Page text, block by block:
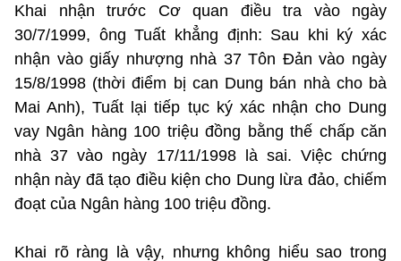
Khai nhận trước Cơ quan điều tra vào ngày
30/7/1999, ông Tuất khẳng định: Sau khi ký xác
nhận vào giấy nhượng nhà 37 Tôn Đản vào ngày
15/8/1998 (thời điểm bị can Dung bán nhà cho bà
Mai Anh), Tuất lại tiếp tục ký xác nhận cho Dung
vay Ngân hàng 100 triệu đồng bằng thế chấp căn
nhà 37 vào ngày 17/11/1998 là sai. Việc chứng
nhận này đã tạo điều kiện cho Dung lừa đảo, chiếm
đoạt của Ngân hàng 100 triệu đồng.
Khai rõ ràng là vậy, nhưng không hiểu sao trong